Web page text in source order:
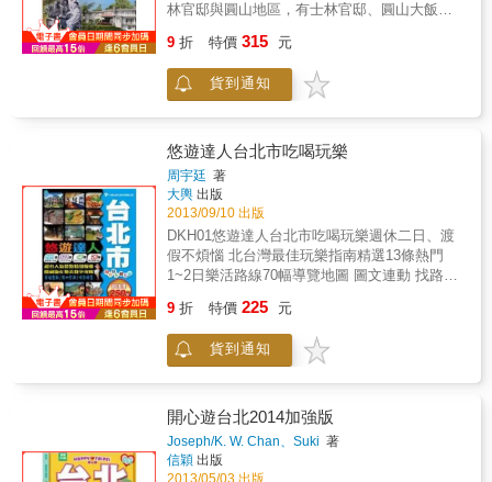
林官邸與圓山地區，有士林官邸、圓山大飯
行館、慈湖行館及角板山行館。四、中橫公路
與北橫公路，有梨山賓館、福壽山農場及棲蘭
行館。五、日月潭地區，有涵碧樓行館。六、
展，包括特產及著名小吃，一一在本書介紹，
讓我們瞭解蔣介石夫婦在臺各行館的有趣生活
點滴。
9 折 特價 315 元
貨到通知
悠遊達人台北市吃喝玩樂
周宇廷 著
大輿 出版
2013/09/10 出版
DKH01悠遊達人台北市吃喝玩樂週休二日、渡
假不煩惱 北台灣最佳玩樂指南精選13條熱門
1~2日樂活路線70幅導覽地圖 圖文連動 找路真
間精選特色旅店26幅實走調查地圖
9 折 特價 225 元
貨到通知
開心遊台北2014加強版
Joseph/K. W. Chan、Suki 著
信穎 出版
2013/05/03 出版